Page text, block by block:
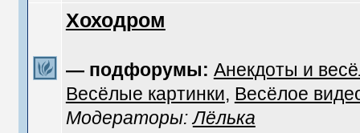
Хоходром
— подфорумы: Анекдоты и
Весёлые картинки, Весёлое
Модераторы:Лёлька